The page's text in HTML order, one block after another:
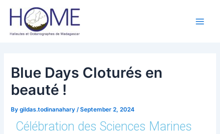
Blue Days Cloturés en
beauté !
Bygildas.todinanahary/September 2, 2024
Célébration des Sciences Marines
navigation